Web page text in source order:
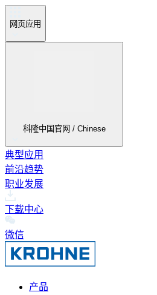
网页应用
科隆中国官网 / Chinese
典型应用
前沿趋势
职业发展
下载中心
微信
产品